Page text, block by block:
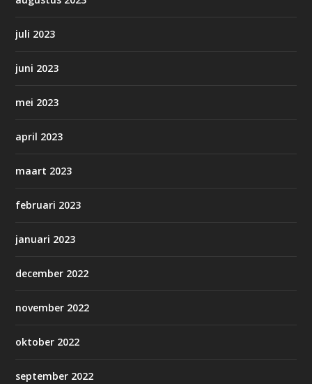
juli 2023
juni 2023
mei 2023
april 2023
maart 2023
februari 2023
januari 2023
december 2022
november 2022
oktober 2022
september 2022